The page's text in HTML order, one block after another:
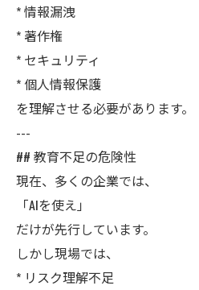
* 情報漏洩
* 著作権
* セキュリティ
* 個人情報保護
を理解させる必要があります。
---
## 教育不足の危険性
現在、多くの企業では、
「AIを使え」
だけが先行しています。
しかし現場では、
* リスク理解不足